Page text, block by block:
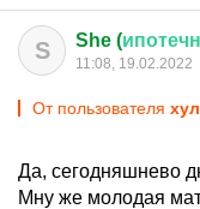
S She (
11:08, 19.02.2022
От пользователя
Да, сегодняшнево
Мну же молодая